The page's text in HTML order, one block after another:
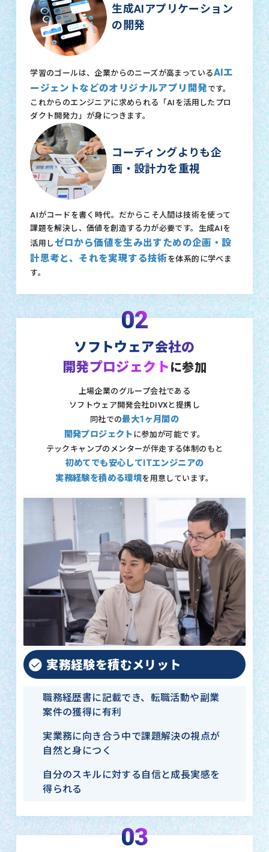
生成AIアプリケーション
の開発
学習のゴールは、企業からのニーズが高まっているAIエ
ージェントなどのオリジナルアプリ開発です。
これからのエンジニアに求められる「AIを活用したプロ
ダクト開発力」が身につきます。
コーディングよりも企
画・設計力を重視
AIがコードを書く時代。だからこそ人間は技術を使って
課題を解決し、価値を創造する力が必要です。生成AIを
活用しゼロから価値を生み出すための企画・設
計思考と、それを実現する技術を体系的に学べま
す。
02
ソフトウェア会社の
開発プロジェクト に参加
上場企業のグループ会社である
ソフトウェア開発会社DIVXと提携し
同社での最大1ヶ月間の
開発プロジェクト に参加が可能です。
テックキャンプのメンターが伴走する体制のもと
初めてでも安心してITエンジニアの
実務経験を積める環境を用意しています。
実務経験を積むメリット
職務経歴書に記載でき、転職活動や副業
案件の獲得に有利
実業務に向き合う中で課題解決の視点が
自然と身につく
自分のスキルに対する自信と成長実感を
得られる
03